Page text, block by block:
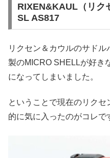
RIXEN&KAUL（リク
SL AS817
リクセン＆カウルのサド
製のMICRO SHELLが好き
になってしまいました。
ということで現在のリク
的に気に入ったのがコレで